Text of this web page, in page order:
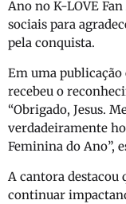
Ano no K-LOVE
sociais para
pela conquista.
Em uma
recebeu o
“Obrigado, Jesus.
verdadeiramente
Feminina do Ano”,
A cantora destacou
continuar